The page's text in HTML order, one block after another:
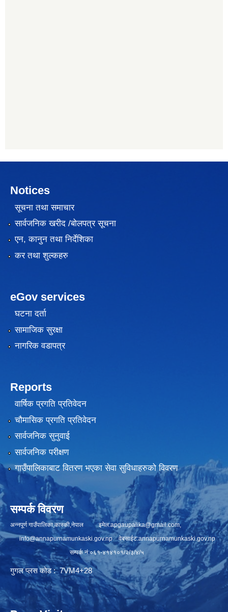
Notices
सूचना तथा समाचार
सार्वजनिक खरीद /बोलपत्र सूचना
एन, कानुन तथा निर्देशिका
कर तथा शुल्कहरु
eGov services
घटना दर्ता
सामाजिक सुरक्षा
नागरिक वडापत्र
Reports
वार्षिक प्रगति प्रतिवेदन
चौमासिक प्रगति प्रतिवेदन
सार्वजनिक सुनुवाई
सार्वजनिक परीक्षण
गाउँपालिकाबाट वितरण भएका सेवा सुविधाहरुको विवरण
सम्पर्क विवरण
अन्नपूर्ण गाउँपालिका,कास्की,नेपाल इमेल:apgaupalika@gmail.com,
info@annapurnamunkaski.gov.npवेबसाईट:annapurnamunkaski.gov.np
सम्पर्क नं:०६१-४१४१०१/२/३/४/५
गुगल प्लस कोड : 7VM4+28